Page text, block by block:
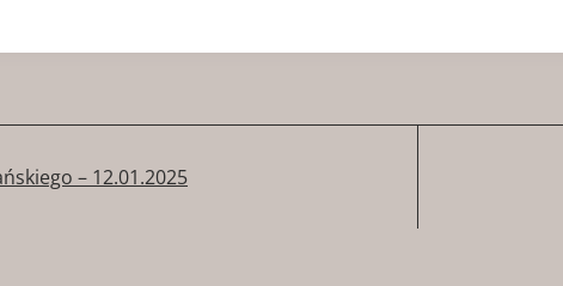
– 12.01.2025